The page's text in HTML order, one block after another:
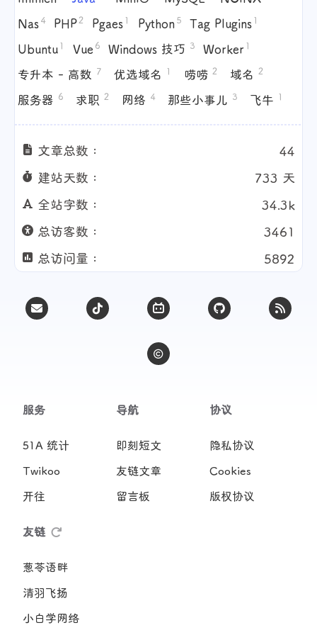
Nas4 PHP2 Pgaes1 Python5 Tag Plugins1
Ubuntu1 Vue 6 Windows 技巧 3 Worker1
专升本 - 高数 7 优选域名 1 唠唠 2 域名 2
服务器 6 求职 2 网络 4 那些小事儿 3 飞牛 1
文章总数 :
44
建站天数 :
733 天
全站字数 :
34.3k
总访客数 :
3461
总访问量 :
5892
服务
51A 统计
Twikoo
开往
导航
即刻短文
友链文章
留言板
协议
隐私协议
Cookies
版权协议
友链
葱苓语畔
清羽飞扬
小白学网络